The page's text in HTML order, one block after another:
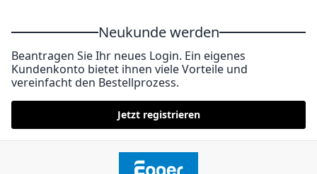
Neukunde werden
Beantragen Sie Ihr neues Login. Ein eigenes
Kundenkonto bietet ihnen viele Vorteile und
vereinfacht den Bestellprozess.
Jetzt registrieren